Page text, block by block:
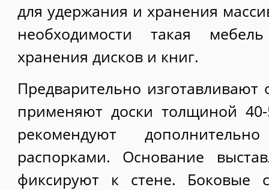
для удержания и хранения
необходимости такая
хранения дисков и книг.
Предварительно изготавливают
применяют доски толщиной
рекомендуют
распорками. Основание
фиксируют к стене. Боковые